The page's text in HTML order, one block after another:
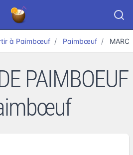
à Paimbœuf Paimbœuf
PAIMBOEUF